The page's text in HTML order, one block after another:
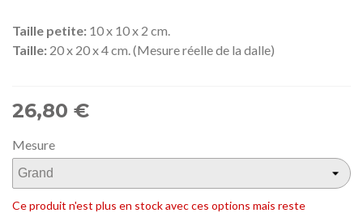
Taille petite: 10 x 10 x 2 cm.
Taille: 20 x 20 x 4 cm. (Mesure réelle de la dalle)
26,80 €
Mesure
Ce produit n'est plus en stock avec ces options mais reste